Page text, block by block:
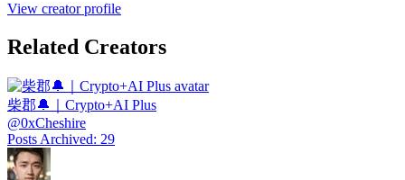
View creator profile
Related Creators
柴郡🔔｜Crypto+AI Plus
@0xCheshire
Posts Archived: 29